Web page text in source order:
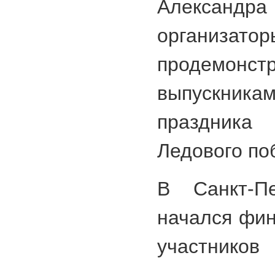
Ледового
В Санкт-
начался